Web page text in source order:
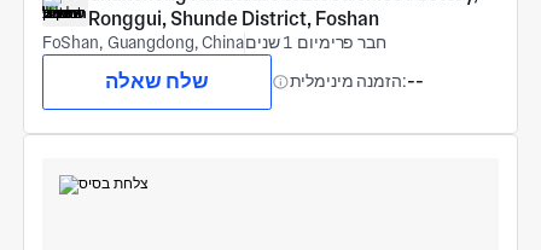
Ronggui, Shunde District, Foshan
FoShan, Guangdong, China חבר פרימיום 1 שנים
שלח שאלה הזמנה מינימלית:--